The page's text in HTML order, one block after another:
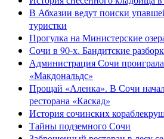
В Абхазии ведут поиски
туристки
Прогулка на Министерские
Сочи в 90-х. Бандитские
Администрация Сочи проиграла
«Макдональдс»
Прощай «Аленка». В Сочи
ресторана «Каскад»
История сочинских
Тайны подземного Сочи